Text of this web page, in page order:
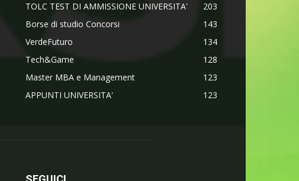
TOLC TEST DI AMMISSIONE UNIVERSITA'
203
Borse di studio Concorsi
143
VerdeFuturo
134
Tech&Game
128
Master MBA e Management
123
APPUNTI UNIVERSITA'
123